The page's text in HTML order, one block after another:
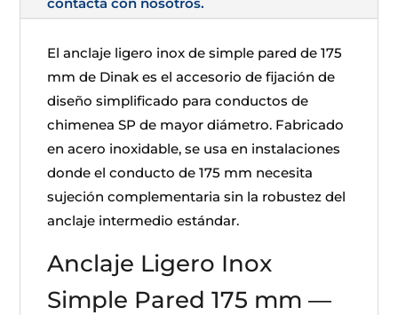
El anclaje ligero inox de simple pared de 175
mm de Dinak es el accesorio de fijación de
diseño simplificado para conductos de
chimenea SP de mayor diámetro. Fabricado
en acero inoxidable, se usa en instalaciones
donde el conducto de 175 mm necesita
sujeción complementaria sin la robustez del
anclaje intermedio estándar.
Anclaje Ligero Inox
Simple Pared 175 mm —